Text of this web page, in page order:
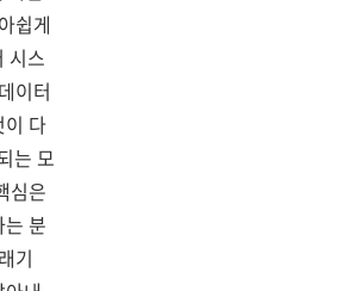
쉽게
시스
이터
이 다
는 모
심은
분
기